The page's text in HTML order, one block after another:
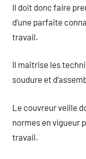
Il doit donc faire
d’une parfaite
travail.
Il maîtrise les
soudure et
Le couvreur veille
normes en vigueur
travail.